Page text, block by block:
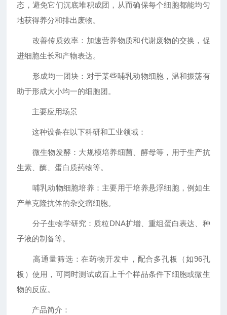
态，避免它们沉底堆积成团，从而确保每个细胞都能均匀
地获得养分和排出废物。
改善传质效率：加速营养物质和代谢废物的交换，促
进细胞生长和产物表达。
形成均一团块：对于某些哺乳动物细胞，温和振荡有
助于形成大小均一的细胞团。
主要应用场景
这种设备在以下科研和工业领域：
微生物发酵：大规模培养细菌、酵母等，用于生产抗
生素、酶、蛋白质药物等。
哺乳动物细胞培养：主要用于培养悬浮细胞，例如生
产单克隆抗体的杂交瘤细胞。
分子生物学研究：质粒DNA扩增、重组蛋白表达、种
子液的制备等。
高通量筛选：在药物开发中，配合多孔板（如96孔
板）使用，可同时测试成百上千个样品条件下细胞或微生
物的反应。
产品简介：